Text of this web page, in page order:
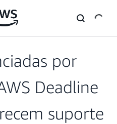
por
Deadline
suporte